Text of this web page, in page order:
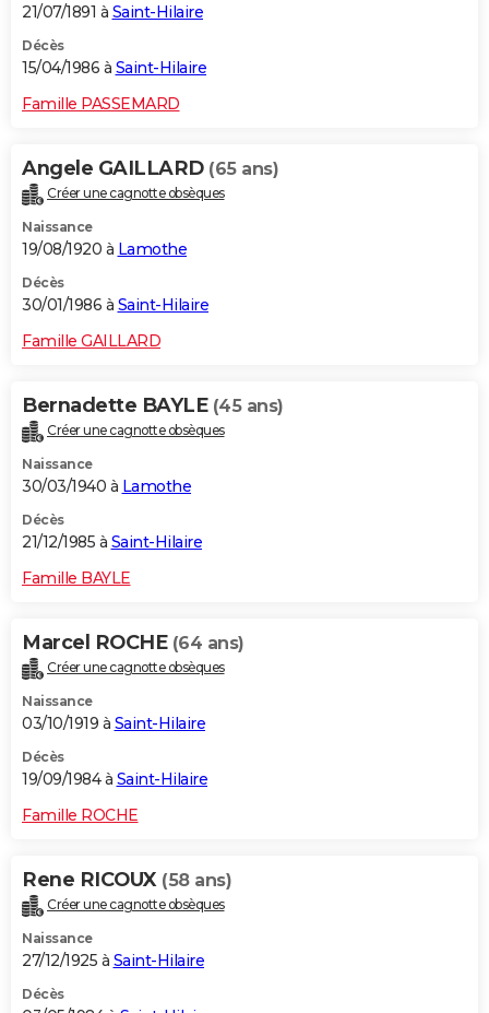
21/07/1891 à Saint-Hilaire
Décès
15/04/1986 à Saint-Hilaire
Famille PASSEMARD
Angele GAILLARD (65 ans)
Créer une cagnotte obsèques
Naissance
19/08/1920 à Lamothe
Décès
30/01/1986 à Saint-Hilaire
Famille GAILLARD
Bernadette BAYLE (45 ans)
Créer une cagnotte obsèques
Naissance
30/03/1940 à Lamothe
Décès
21/12/1985 à Saint-Hilaire
Famille BAYLE
Marcel ROCHE (64 ans)
Créer une cagnotte obsèques
Naissance
03/10/1919 à Saint-Hilaire
Décès
19/09/1984 à Saint-Hilaire
Famille ROCHE
Rene RICOUX (58 ans)
Créer une cagnotte obsèques
Naissance
27/12/1925 à Saint-Hilaire
Décès